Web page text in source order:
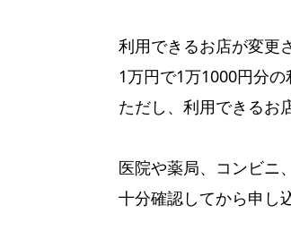
利用できるお店が変更
1万円で1万1000円分の
ただし、利用できるお
医院や薬局、コンビニ
十分確認してから申し